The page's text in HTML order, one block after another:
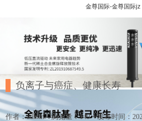
金尊国际-金尊国际jz
负离子与癌症、健康长寿
作者：admin 浏览量：149 发布时间：